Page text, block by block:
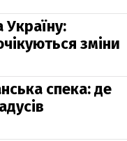
зміни
спека: де